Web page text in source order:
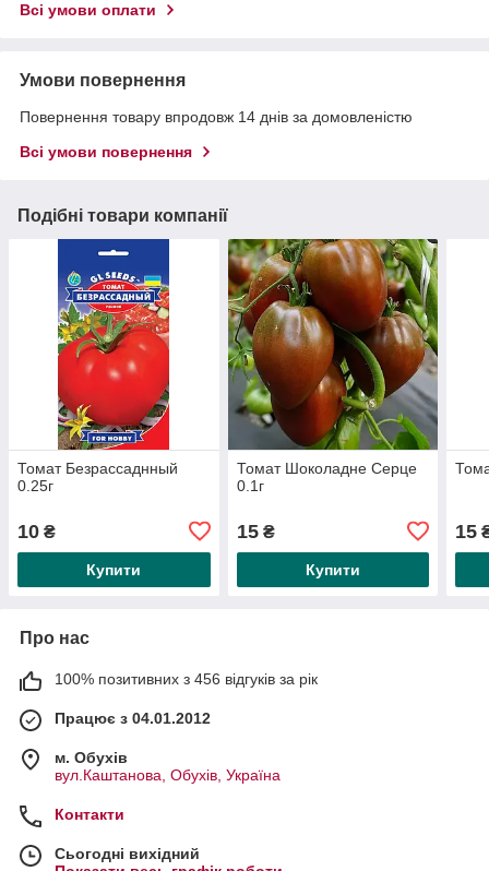
Всі умови оплати
Умови повернення
Повернення товару впродовж 14 днів за домовленістю
Всі умови повернення
Подібні товари компанії
Томат Безрассаднный
0.25г
10 ₴
Купити
Томат Шоколадне Серце
0.1г
15₴
Купити
15
Про нас
100% позитивних з 456 відгуків за рік
Працює з 04.01.2012
м. Обухів
вул.Каштанова, Обухів, Україна
Контакти
Сьогодні вихідний